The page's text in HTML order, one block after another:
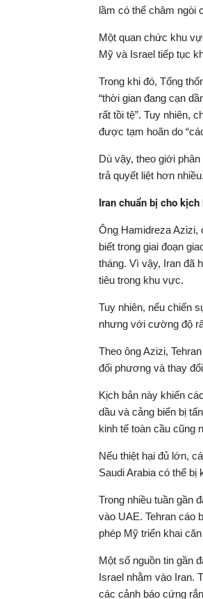
lầm có thể châm ngòi
Một quan chức khu
Mỹ và Israel tiếp tục
Trong khi đó, Tổng
“thời gian đang cạn
rất tồi tệ”. Tuy nhiên,
được tạm hoãn do
Dù vậy, theo giới
trả quyết liệt hơn nhiều.
Iran chuẩn bị cho
Ông Hamidreza Azizi,
biết trong giai đoạn
tháng. Vì vậy, Iran đã
tiêu trong khu vực.
Tuy nhiên, nếu chiến
nhưng với cường độ
Theo ông Azizi,
đối phương và thay
Kịch bản này khiến
dầu và cảng biển bị
kinh tế toàn cầu cũng
Nếu thiệt hại đủ lớn,
Saudi Arabia có thể bị
Trong nhiều tuần gần
vào UAE. Tehran cáo
phép Mỹ triển khai
Một số nguồn tin gần
Israel nhằm vào Iran.
các cảnh báo cứng